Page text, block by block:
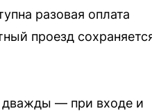
разовая оплата
проезд
дважды — при входе и